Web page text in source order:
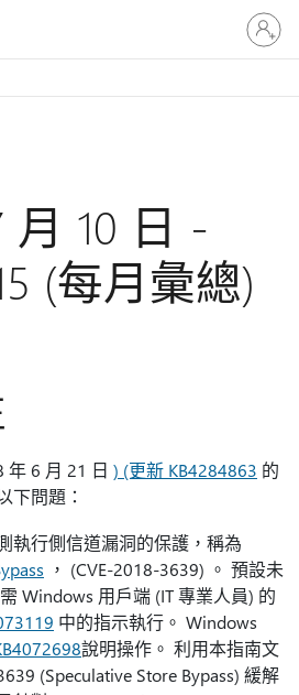
登
入
您
月 10 日 -
(每月彙總)
年 6 月 21 日 ) (更新 KB4284863 的
下問題：
執行側信道漏洞的保護，稱為
， (CVE-2018-3639) 。 預設未
Windows 用戶端 (IT 專業人員) 的
中的指示執行。 Windows
說明操作。 利用本指南文
(Speculative Store Bypass) 緩解